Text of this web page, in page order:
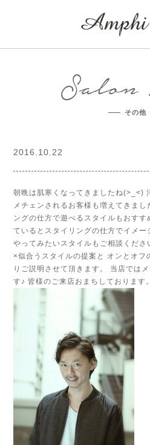
Salon
その他
2016.10.22
朝晩は肌寒くなってきましたね(>_<)
メチェンされるお客様も増えてきまし
ングの仕方で遊べるスタイルもおす
ているとスタイリングの仕方でイメー
やってみたいスタイルもご相談くだ
×似合うスタイルの提案と オンとオフ
りご説明させて頂きます。 当店では
す♪ 皆様のご来店おまちしております。